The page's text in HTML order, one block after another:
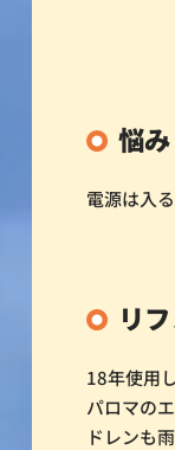
悩
電源は入
リ
18年使用
パロマの
ドレンも